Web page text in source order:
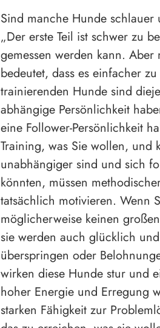
Sind manche Hunde
„Der erste Teil ist schwer zu
gemessen werden kann.
bedeutet, dass es einfacher
trainierenden Hunde sind
abhängige Persönlichkeit
eine Follower-Persönlichkeit
Training, was Sie wollen, und
unabhängiger sind und sich
könnten, müssen
tatsächlich motivieren. Wenn
möglicherweise keinen
sie werden auch glücklich
überspringen oder
wirken diese Hunde stur und
hoher Energie und Erregung
starken Fähigkeit zur